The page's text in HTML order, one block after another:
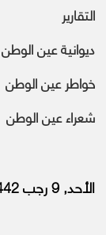
التقارير
ديوانية عين الوطن
خواطر عين الوطن
شعراء عين الوطن
الأحد, 9 رجب 1442 هجريا, 21 فبراير 2021 ميلاديا.